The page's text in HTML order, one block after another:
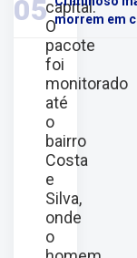
capital.
O
pacote
foi
monitorado
até
o
bairro
Costa
e
Silva,
onde
o
05 morrem em